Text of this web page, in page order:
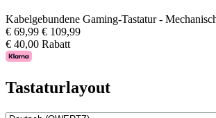
Kabelgebundene Gaming-Tastatur -
€ 69,99 € 109,99
€ 40,00 Rabatt
Tastaturlayout